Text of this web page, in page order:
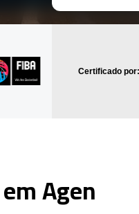
Certificado por:
Agen